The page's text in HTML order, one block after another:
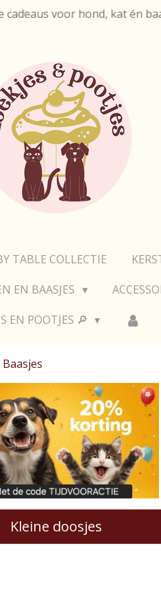
cadeaus voor hond, kat én
TABLE COLLECTIE
EN BAASJES
EN POOTJES 🔎
Kleine doosjes